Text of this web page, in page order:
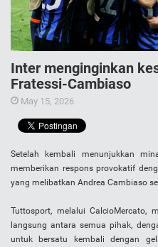
Inter menginginkan
Fratessi-Cambiaso
May 15, 2026
Setelah kembali menunjukkan
memberikan respons provokatif
yang melibatkan Andrea Cambiaso
Tuttosport, melalui CalcioMercato,
langsung antara semua pihak,
untuk bersatu kembali dengan